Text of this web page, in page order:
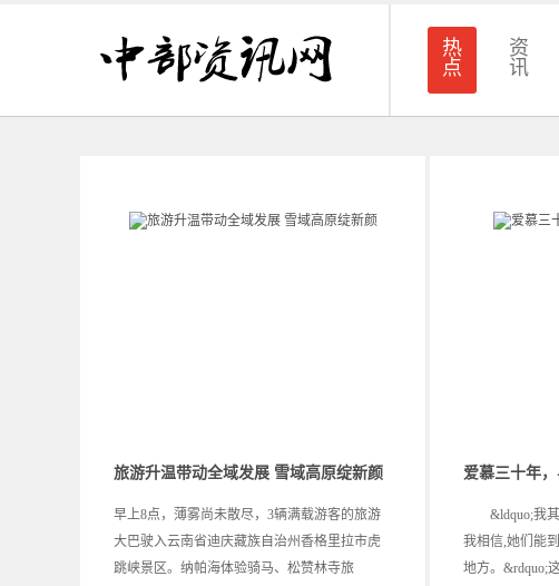
热
点
资
讯
旅游升温带动全域发展 雪域高原绽新颜
早上8点，薄雾尚未散尽，3辆满载游客的旅游
大巴驶入云南省迪庆藏族自治州香格里拉市虎
跳峡景区。纳帕海体验骑马、松赞林寺旅
爱慕三十年
&ldquo;我其
我相信,她们能
地方。&rdquo;